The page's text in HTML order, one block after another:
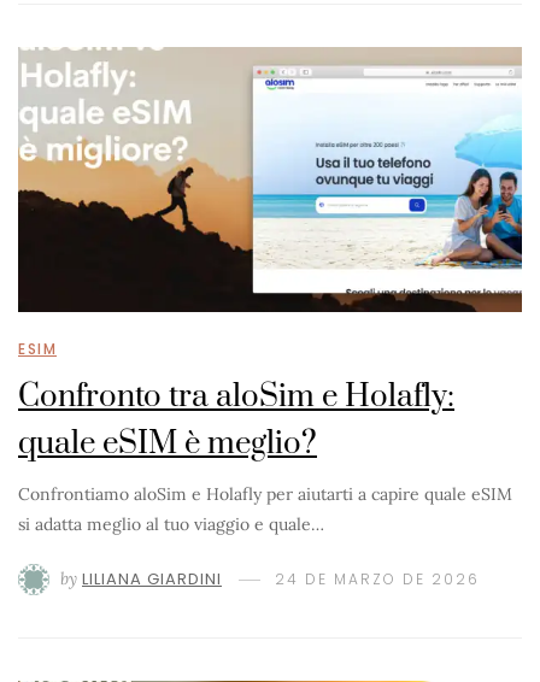
ESIM
Confronto tra aloSim e Holafly:
quale eSIM è meglio?
Confrontiamo aloSim e Holafly per aiutarti a capire quale eSIM
si adatta meglio al tuo viaggio e quale…
by LILIANA GIARDINI 24 DE MARZO DE 2026